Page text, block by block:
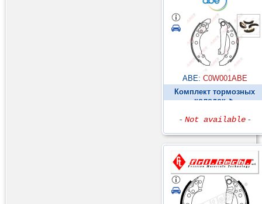
ABE: C0W001ABE
Комплект тормозных
колодок ►
- Not available -